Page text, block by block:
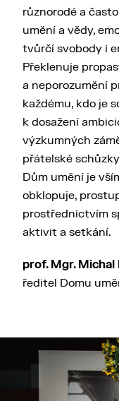
různorodé a
umění a vědy,
tvůrčí svobody i
Překlenuje
a neporozumění
každému, kdo je
k dosažení
výzkumných
přátelské
Dům umění je
obklopuje,
prostřednictvím
aktivit a setkání.
prof. Mgr. Michal
ředitel Domu